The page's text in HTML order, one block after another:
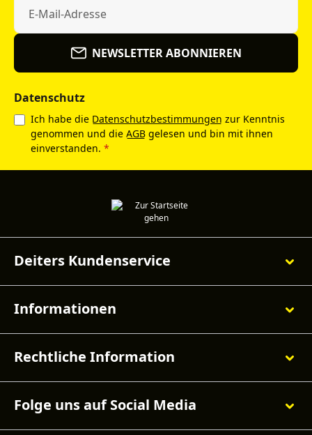
NEWSLETTER ABONNIEREN
Datenschutz
Ich habe die Datenschutzbestimmungen zur Kenntnis
genommen und die AGB gelesen und bin mit ihnen
einverstanden. *
Deiters Kundenservice
Informationen
Rechtliche Information
Folge uns auf Social Media